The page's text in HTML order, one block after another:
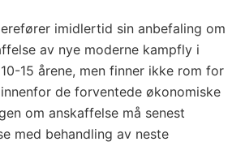
imidlertid sin anbefaling om
av nye moderne kampfly i
15 årene, men finner ikke rom for
de forventede økonomiske
om anskaffelse må senest
med behandling av neste